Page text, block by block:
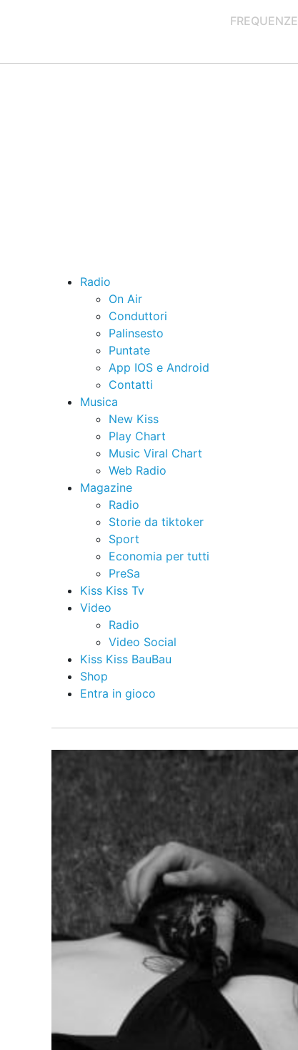
FREQUENZE
Radio
On Air
Conduttori
Palinsesto
Puntate
App IOS e Android
Contatti
Musica
New Kiss
Play Chart
Music Viral Chart
Web Radio
Magazine
Radio
Storie da tiktoker
Sport
Economia per tutti
PreSa
Kiss Kiss Tv
Video
Radio
Video Social
Kiss Kiss BauBau
Shop
Entra in gioco